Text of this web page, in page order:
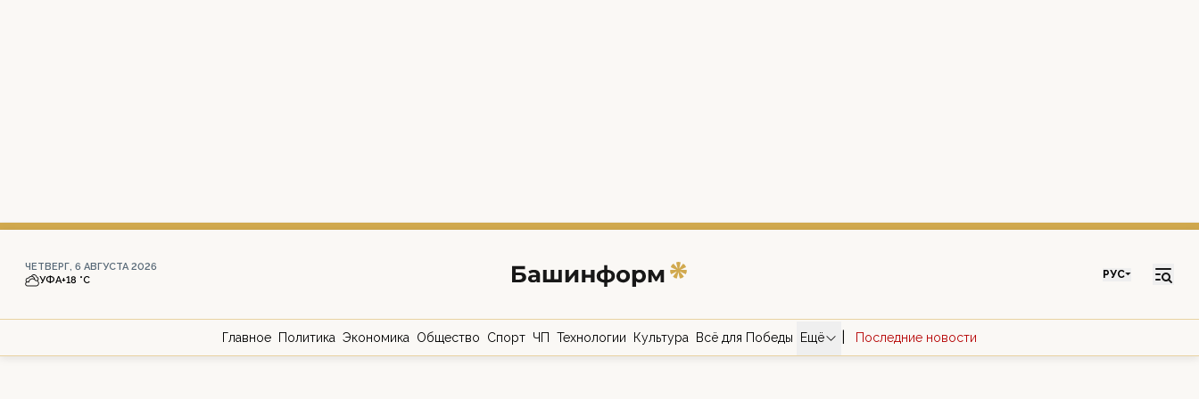
ЧЕТВЕРГ, 6 АВГУСТА 2026
УФА+18 °С РУС
Главное Политика Экономика Общество Спорт ЧП Технологии Культура Всё для Победы Ещё Последние новости